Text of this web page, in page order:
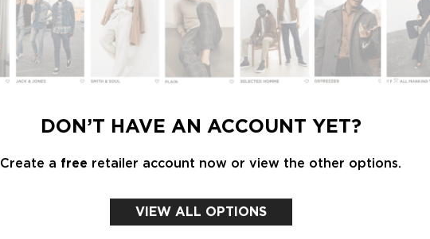
Password
Forgot my login details
Email address
CREATE AN ACCOUNT NOW
DON’T HAVE AN ACCOUNT YET?
Create a free retailer account now or view the other options.
VIEW ALL OPTIONS